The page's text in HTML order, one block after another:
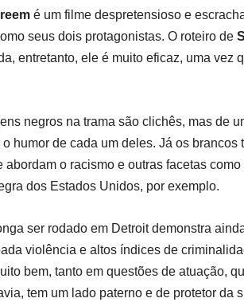
é um filme despretensioso e
seus dois protagonistas. O roteiro de
entretanto, ele é muito eficaz, uma vez
negros na trama são clichês, mas de
humor de cada um deles. Já os brancos
abordam o racismo e outras facetas
dos Estados Unidos, por exemplo.
ser rodado em Detroit demonstra
violência e altos índices de
bem, tanto em questões de atuação,
tem um lado paterno e de protetor da